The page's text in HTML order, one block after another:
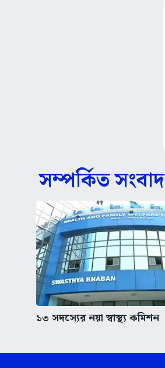
সম্পর্কিত সংবাদ
১৩ সদস্যের নয়া স্বাস্থ্য কমিশন